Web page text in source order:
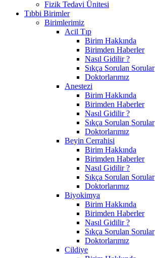
Fizik Tedavi Ünitesi
Tıbbi Birimler
Birimlerimiz
Acil Tıp
Birim Hakkında
Birimden Haberler
Nasıl Gidilir ?
Sıkça Sorulan Sorular
Doktorlarımız
Anestezi
Birim Hakkında
Birimden Haberler
Nasıl Gidilir ?
Sıkça Sorulan Sorular
Doktorlarımız
Beyin Cerrahisi
Birim Hakkında
Birimden Haberler
Nasıl Gidilir ?
Sıkça Sorulan Sorular
Doktorlarımız
Biyokimya
Birim Hakkında
Birimden Haberler
Nasıl Gidilir ?
Sıkça Sorulan Sorular
Doktorlarımız
Cildiye